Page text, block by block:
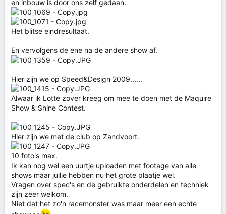
en inbouw is door ons zelf gedaan.
Het blitse eindresultaat.
En vervolgens de ene na de andere show af.
Hier zijn we op Speed&Design 2009......
Alwaar ik Lotte zover kreeg om mee te doen met de Maquire
Show & Shine Contest.
Hier zijn we met de club op Zandvoort.
10 foto's max.
Ik kan nog wel een uurtje uploaden met footage van alle
shows maar jullie hebben nu het grote plaatje wel.
Vragen over spec's en de gebruikte onderdelen en techniek
zijn zeer welkom.
Niet dat het zo'n racemonster was maar meer een echte